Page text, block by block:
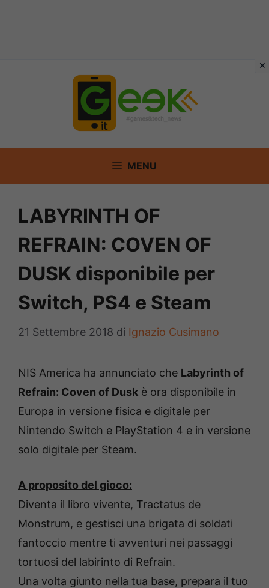
MENU
LABYRINTH OF
REFRAIN: COVEN OF
DUSK disponibile per
Switch, PS4 e Steam
21 Settembre 2018 di Ignazio Cusimano
NIS America ha annunciato che Labyrinth of
Refrain: Coven of Dusk è ora disponibile in
Europa in versione fisica e digitale per
Nintendo Switch e PlayStation 4 e in versione
solo digitale per Steam.
A proposito del gioco:
Diventa il libro vivente, Tractatus de
Monstrum, e gestisci una brigata di soldati
fantoccio mentre ti avventuri nei passaggi
tortuosi del labirinto di Refrain.
Una volta giunto nella tua base, prepara il tuo